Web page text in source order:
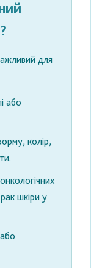
для
або
колір,
шкіри у